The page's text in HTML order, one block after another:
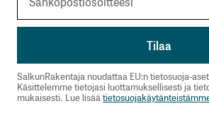
SalkunRakentaja noudattaa EU:n tietosuoja-
Käsittelemme tietojasi luottamuksellisesti ja
mukaisesti. Lue lisää